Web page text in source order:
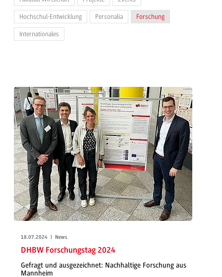
Hochschul-Entwicklung Personalia Forschung
Internationales
18.07.2024 | News
DHBW Forschungstag 2024
Gefragt und ausgezeichnet: Nachhaltige Forschung aus
Mannheim